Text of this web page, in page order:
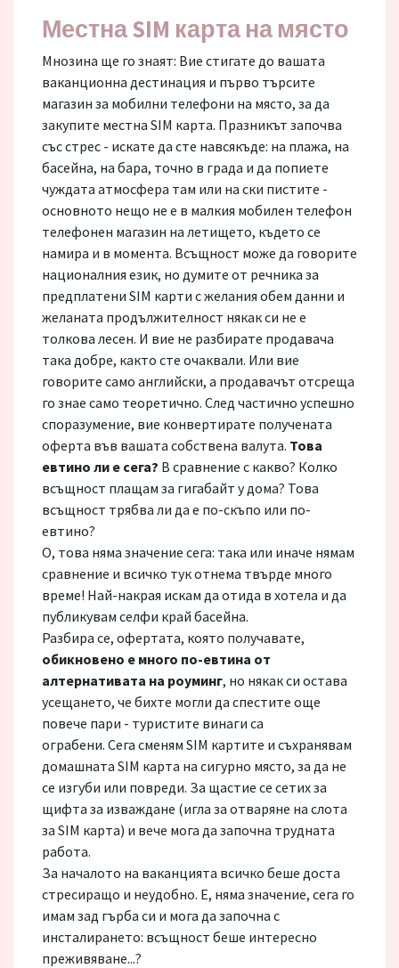
Местна SIM карта на място
Мнозина ще го знаят: Вие стигате до вашата
ваканционна дестинация и първо търсите
магазин за мобилни телефони на място, за да
закупите местна SIM карта. Празникът започва
със стрес - искате да сте навсякъде: на плажа, на
басейна, на бара, точно в града и да попиете
чуждата атмосфера там или на ски пистите -
основното нещо не е в малкия мобилен телефон
телефонен магазин на летището, където се
намира и в момента. Всъщност може да говорите
националния език, но думите от речника за
предплатени SIM карти с желания обем данни и
желаната продължителност някак си не е
толкова лесен. И вие не разбирате продавача
така добре, както сте очаквали. Или вие
говорите само английски, а продавачът отсреща
го знае само теоретично. След частично успешно
споразумение, вие конвертирате получената
оферта във вашата собствена валута. Това
евтино ли е сега? В сравнение с какво? Колко
всъщност плащам за гигабайт у дома? Това
всъщност трябва ли да е по-скъпо или по-
евтино?
О, това няма значение сега: така или иначе нямам
сравнение и всичко тук отнема твърде много
време! Най-накрая искам да отида в хотела и да
публикувам селфи край басейна.
Разбира се, офертата, която получавате,
обикновено е много по-евтина от
алтернативата на роуминг, но някак си остава
усещането, че бихте могли да спестите още
повече пари - туристите винаги са
ограбени. Сега сменям SIM картите и съхранявам
домашната SIM карта на сигурно място, за да не
се изгуби или повреди. За щастие се сетих за
щифта за изваждане (игла за отваряне на слота
за SIM карта) и вече мога да започна трудната
работа.
За началото на ваканцията всичко беше доста
стресиращо и неудобно. Е, няма значение, сега го
имам зад гърба си и мога да започна с
инсталирането: всъщност беше интересно
преживяване...?